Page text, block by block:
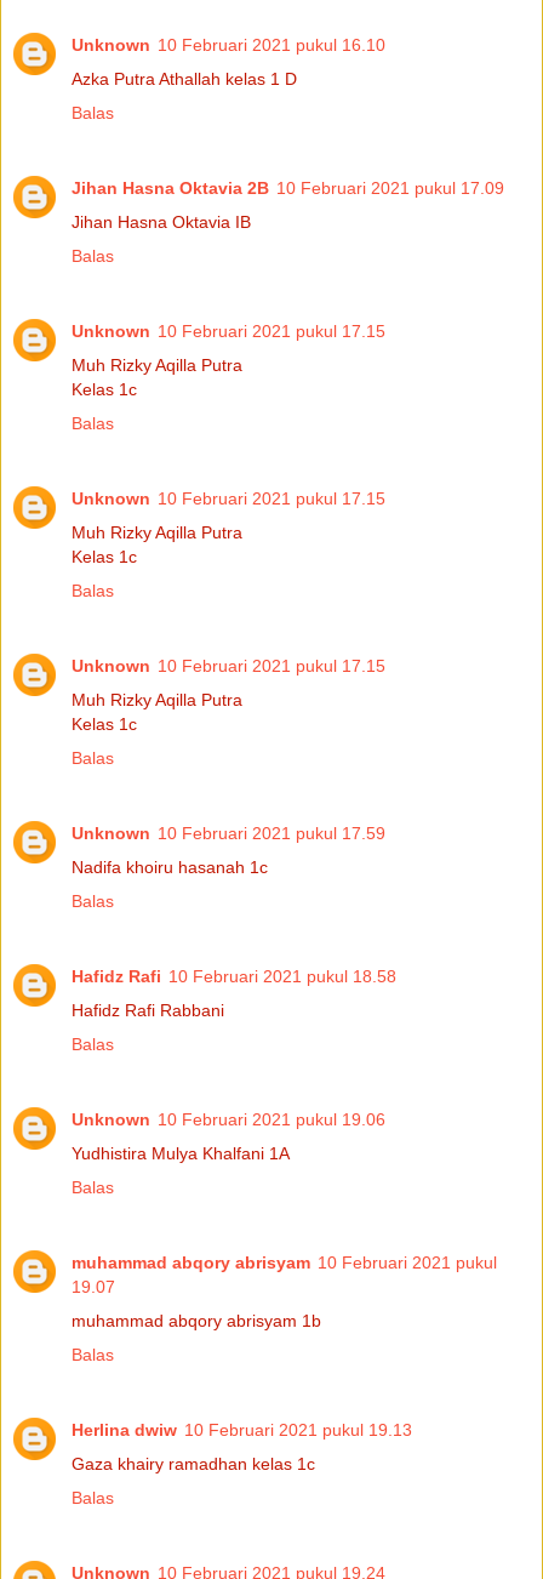
Unknown 10 Februari 2021 pukul 16.10
Azka Putra Athallah kelas 1 D
Balas
Jihan Hasna Oktavia 2B 10 Februari 2021 pukul 17.09
Jihan Hasna Oktavia IB
Balas
Unknown 10 Februari 2021 pukul 17.15
Muh Rizky Aqilla Putra
Kelas 1c
Balas
Unknown 10 Februari 2021 pukul 17.15
Muh Rizky Aqilla Putra
Kelas 1c
Balas
Unknown 10 Februari 2021 pukul 17.15
Muh Rizky Aqilla Putra
Kelas 1c
Balas
Unknown 10 Februari 2021 pukul 17.59
Nadifa khoiru hasanah 1c
Balas
Hafidz Rafi 10 Februari 2021 pukul 18.58
Hafidz Rafi Rabbani
Balas
Unknown 10 Februari 2021 pukul 19.06
Yudhistira Mulya Khalfani 1A
Balas
muhammad abqory abrisyam 10 Februari 2021 pukul
19.07
muhammad abqory abrisyam 1b
Balas
Herlina dwiw 10 Februari 2021 pukul 19.13
Gaza khairy ramadhan kelas 1c
Balas
Unknown 10 Februari 2021 pukul 19.24